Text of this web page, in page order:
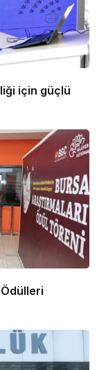
için güçlü
Ödülleri